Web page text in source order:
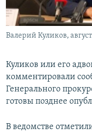
Валерий Куликов,
Куликов или его
комментировали
Генерального
готовы позднее
В ведомстве